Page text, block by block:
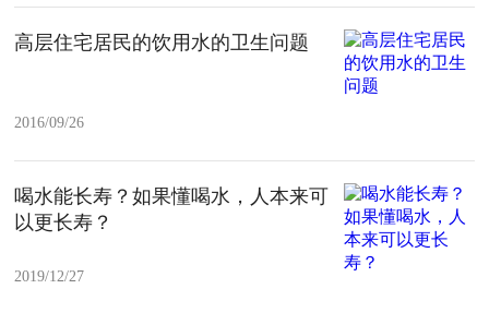
高层住宅居民的饮用水的卫生问题
2016/09/26
喝水能长寿？如果懂喝水，人本来可
以更长寿？
2019/12/27